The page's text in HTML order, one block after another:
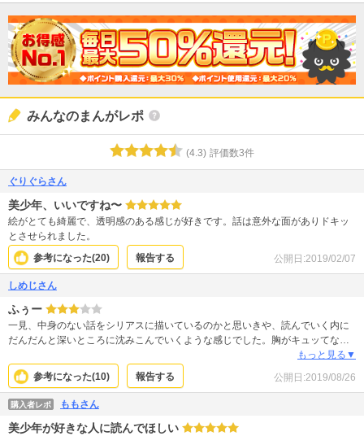
みんなのまんがレポ
(4.3) 評価数3件
ぐりぐらさん
美少年、いいですね〜
絵がとても綺麗で、透明感のある感じが好きです。話は意外な面がありドキッ
とさせられました。
参考になった(20) 報告する 公開日:2019/02/07
しめじさん
ふぅー
一見、中身のない話をシリアスに描いているのかと思いきや、読んでいく内に
だんだんと深いところに沈みこんでいくような感じでした。胸がキュッてなる
もっと見る▼
参考になった(10) 報告する 公開日:2019/08/26
購入者レポ ももさん
美少年が好きな人に読んでほしい